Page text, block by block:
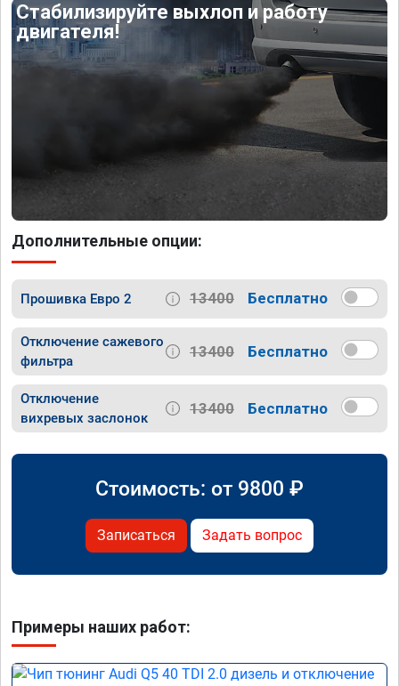
Стабилизируйте выхлоп и работу
двигателя!
Дополнительные опции:
Прошивка Евро 2 13400 Бесплатно
Отключение сажевого
фильтра
13400 Бесплатно
Отключение
вихревых заслонок
13400 Бесплатно
Стоимость: от 9800 ₽
Записаться Задать вопрос
Примеры наших работ: